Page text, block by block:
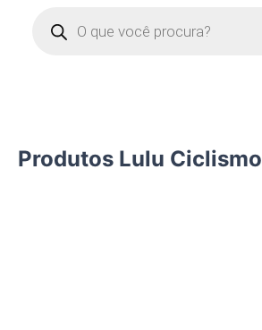
Linha nova
Produtos Lulu Ciclismo